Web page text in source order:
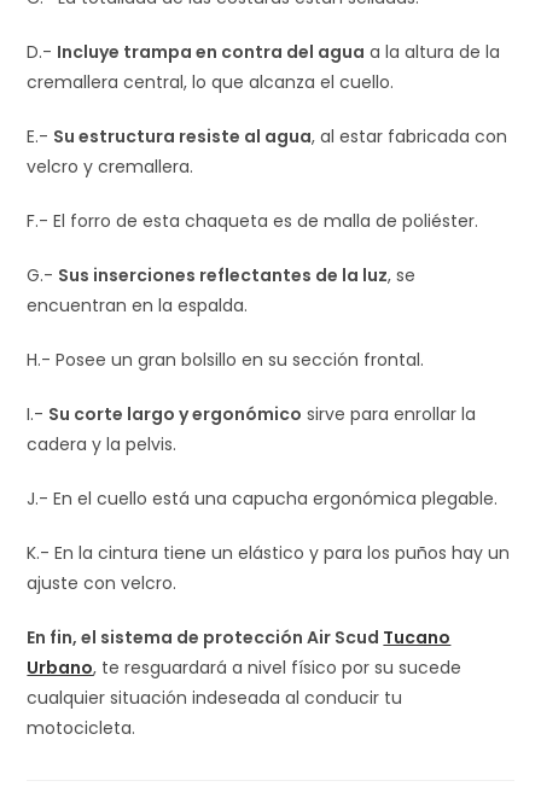
D.- Incluye trampa en contra del agua a la altura de la
cremallera central, lo que alcanza el cuello.
E.- Su estructura resiste al agua, al estar fabricada con
velcro y cremallera.
F.- El forro de esta chaqueta es de malla de poliéster.
G.- Sus inserciones reflectantes de la luz, se
encuentran en la espalda.
H.- Posee un gran bolsillo en su sección frontal.
I.- Su corte largo y ergonómico sirve para enrollar la
cadera y la pelvis.
J.- En el cuello está una capucha ergonómica plegable.
K.- En la cintura tiene un elástico y para los puños hay un
ajuste con velcro.
En fin, el sistema de protección Air Scud Tucano
Urbano, te resguardará a nivel físico por su sucede
cualquier situación indeseada al conducir tu
motocicleta.